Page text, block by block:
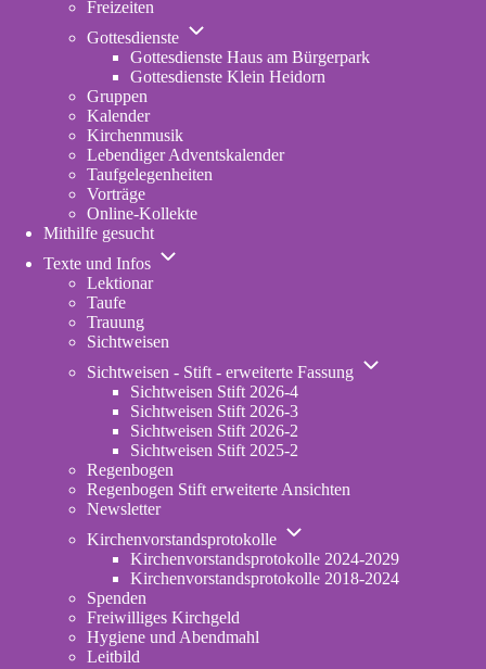
Freizeiten
Gottesdienste
Unternavigation
Gottesdienste
Gottesdienste Haus am Bürgerpark
Gottesdienste Klein Heidorn
Gruppen
Kalender
Kirchenmusik
Lebendiger Adventskalender
Taufgelegenheiten
Vorträge
Online-Kollekte
Mithilfe gesucht
Texte und Infos
Unternavigation
Lektionar
Taufe
Trauung
Sichtweisen
Sichtweisen - Stift - erweiterte Fassung
Unternavigation
Sichtweisen Stift 2026-4
Sichtweisen Stift 2026-3
Sichtweisen Stift 2026-2
Sichtweisen Stift 2025-2
Regenbogen
Regenbogen Stift erweiterte Ansichten
Newsletter
Kirchenvorstandsprotokolle
Unternavigation
Kirchenvorstandsprotokolle
Kirchenvorstandsprotokolle 2024-2029
Kirchenvorstandsprotokolle 2018-2024
Spenden
Freiwilliges Kirchgeld
Hygiene und Abendmahl
Leitbild